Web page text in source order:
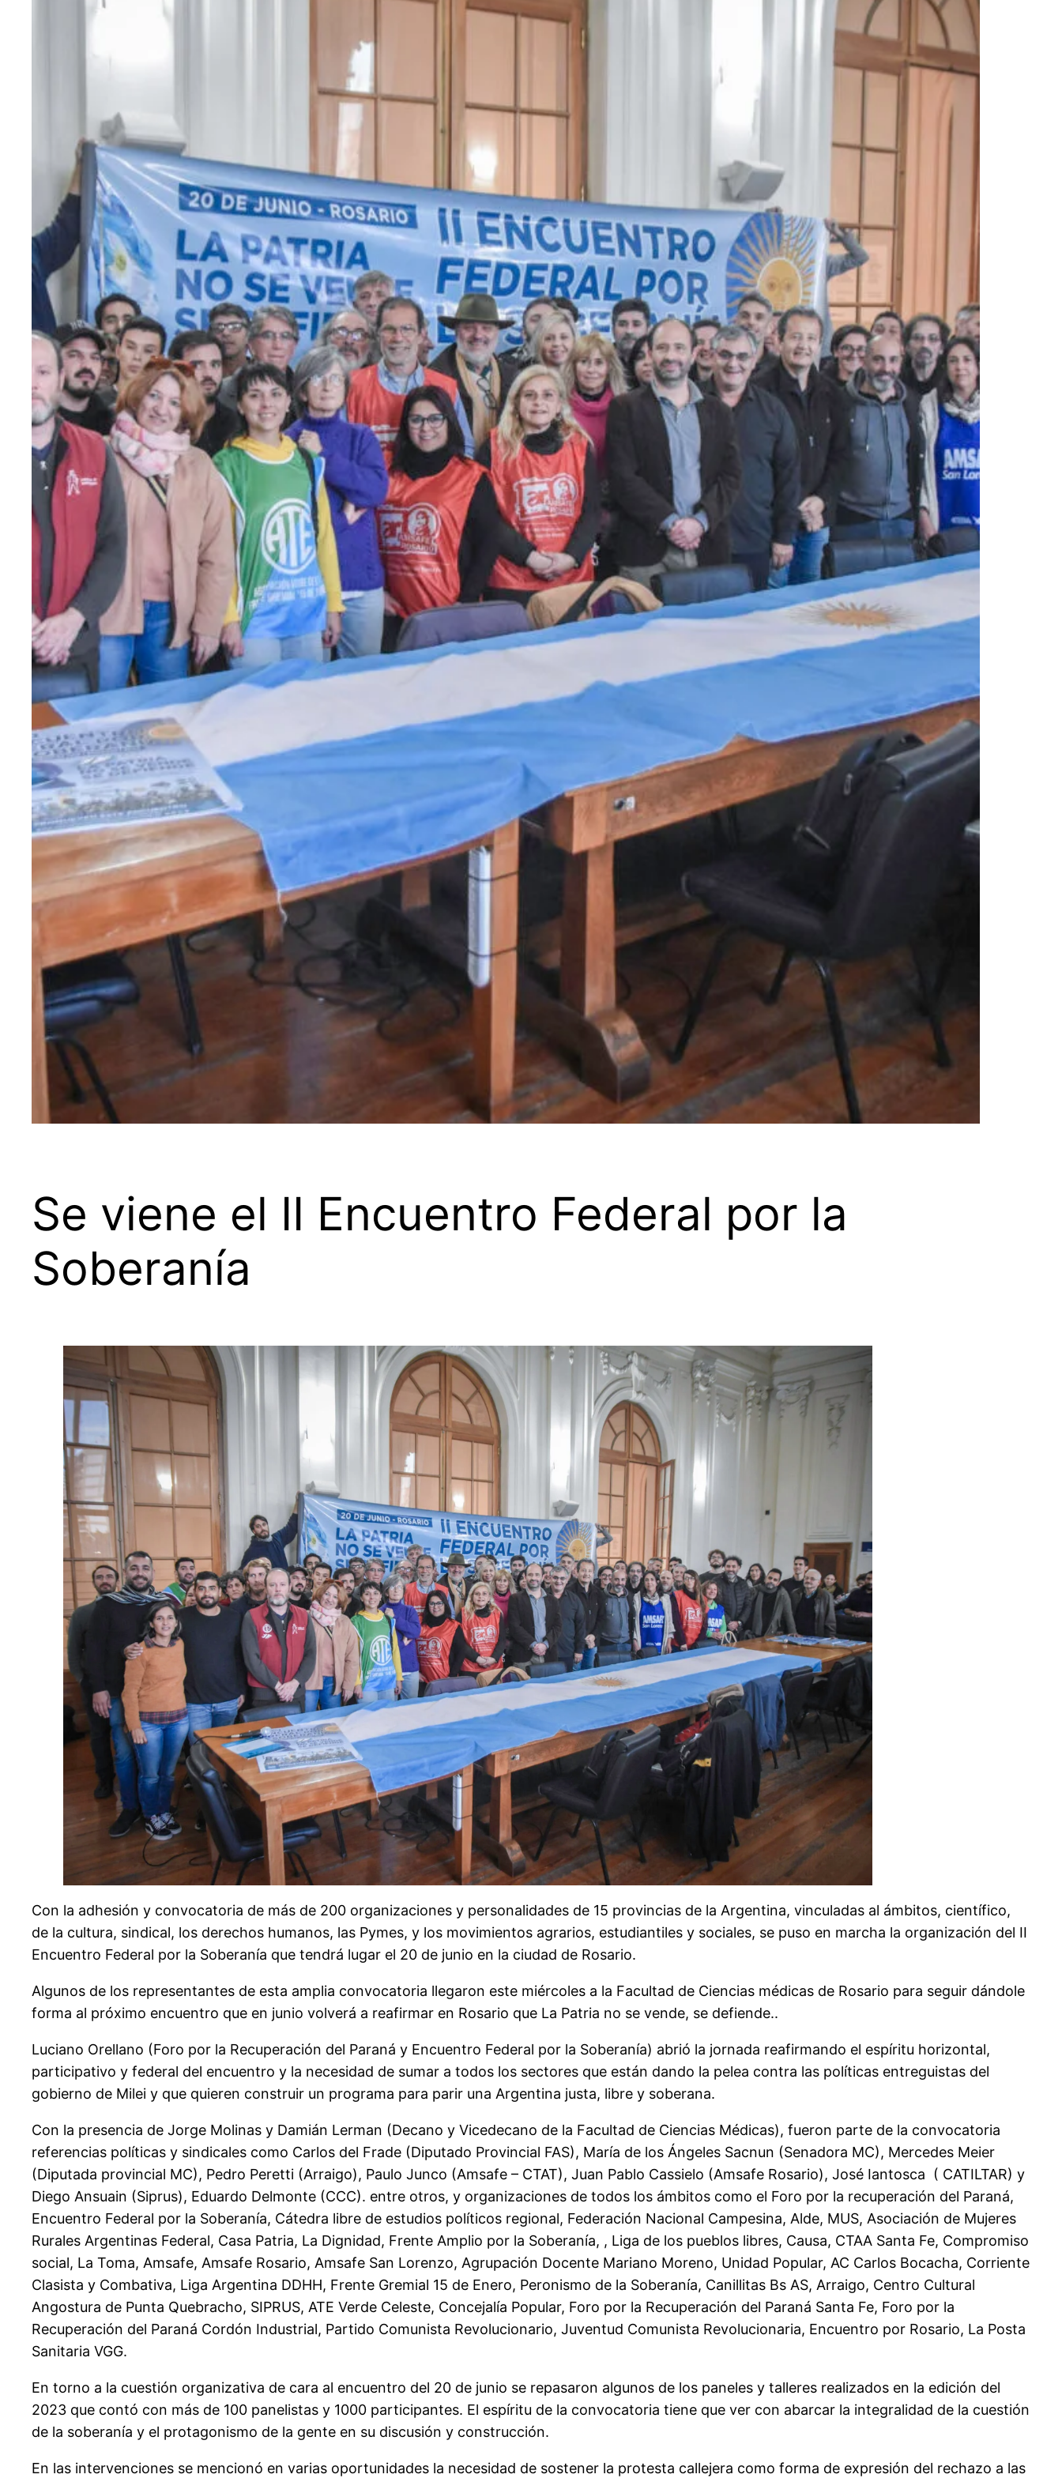
Se viene el II Encuentro Federal por la
Soberanía
Con la adhesión y convocatoria de más de 200 organizaciones y personalidades de 15 provincias de la Argentina, vinculadas al ámbitos, científico,
de la cultura, sindical, los derechos humanos, las Pymes, y los movimientos agrarios, estudiantiles y sociales, se puso en marcha la organización del II
Encuentro Federal por la Soberanía que tendrá lugar el 20 de junio en la ciudad de Rosario.
Algunos de los representantes de esta amplia convocatoria llegaron este miércoles a la Facultad de Ciencias médicas de Rosario para seguir dándole
forma al próximo encuentro que en junio volverá a reafirmar en Rosario que La Patria no se vende, se defiende..
Luciano Orellano (Foro por la Recuperación del Paraná y Encuentro Federal por la Soberanía) abrió la jornada reafirmando el espíritu horizontal,
participativo y federal del encuentro y la necesidad de sumar a todos los sectores que están dando la pelea contra las políticas entreguistas del
gobierno de Milei y que quieren construir un programa para parir una Argentina justa, libre y soberana.
Con la presencia de Jorge Molinas y Damián Lerman (Decano y Vicedecano de la Facultad de Ciencias Médicas), fueron parte de la convocatoria
referencias políticas y sindicales como Carlos del Frade (Diputado Provincial FAS), María de los Ángeles Sacnun (Senadora MC), Mercedes Meier
(Diputada provincial MC), Pedro Peretti (Arraigo), Paulo Junco (Amsafe – CTAT), Juan Pablo Cassielo (Amsafe Rosario), José Iantosca ( CATILTAR) y
Diego Ansuain (Siprus), Eduardo Delmonte (CCC). entre otros, y organizaciones de todos los ámbitos como el Foro por la recuperación del Paraná,
Encuentro Federal por la Soberanía, Cátedra libre de estudios políticos regional, Federación Nacional Campesina, Alde, MUS, Asociación de Mujeres
Rurales Argentinas Federal, Casa Patria, La Dignidad, Frente Amplio por la Soberanía, , Liga de los pueblos libres, Causa, CTAA Santa Fe, Compromiso
social, La Toma, Amsafe, Amsafe Rosario, Amsafe San Lorenzo, Agrupación Docente Mariano Moreno, Unidad Popular, AC Carlos Bocacha, Corriente
Clasista y Combativa, Liga Argentina DDHH, Frente Gremial 15 de Enero, Peronismo de la Soberanía, Canillitas Bs AS, Arraigo, Centro Cultural
Angostura de Punta Quebracho, SIPRUS, ATE Verde Celeste, Concejalía Popular, Foro por la Recuperación del Paraná Santa Fe, Foro por la
Recuperación del Paraná Cordón Industrial, Partido Comunista Revolucionario, Juventud Comunista Revolucionaria, Encuentro por Rosario, La Posta
Sanitaria VGG.
En torno a la cuestión organizativa de cara al encuentro del 20 de junio se repasaron algunos de los paneles y talleres realizados en la edición del
2023 que contó con más de 100 panelistas y 1000 participantes. El espíritu de la convocatoria tiene que ver con abarcar la integralidad de la cuestión
de la soberanía y el protagonismo de la gente en su discusión y construcción.
En las intervenciones se mencionó en varias oportunidades la necesidad de sostener la protesta callejera como forma de expresión del rechazo a las